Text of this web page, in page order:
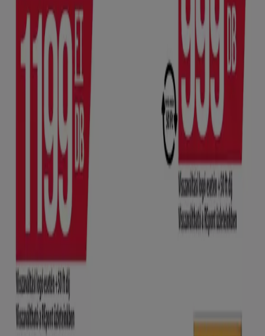
gluténmentes
szóda mosógép Laminált padló
társalgó
bútorok Állateledel gluténmentes ételek
Hiper-Szupermarketek más
városokban
Debrecen Szeged Győr
Pécs
Székesfehérvár
Nyíregyháza
Zalaegerszeg
Kecskemét Kaposvár Eger
Sopron
Veszprém
Nézz meg több várost
A modern bevásárlóközpont születése Victor Guen-nek
köszönhető. Előtte még nem próbálkozott senki azzal,
hogy ennyiféle árut gyűjtsön össze egy fedél alatt. Az
áruházak példátlan kínálatot vonultattak fel luxus
közepette. Az új építmények tágasak voltak, az üzletek
orgonakoncertek is, ami még vonzóbbá tette ezeket a
helyeket. Később megjeletek a szolgáltatások is - posta,
fodrászat, könyvtárak, információs pultok. A
fejlesztésekből Budapest sem maradt ki. 1896-tól Holzer
család áruháza, Goldberger Sándor tulajdonában lévő
Párizsi Nagy Áruház több emeletes épületében minden